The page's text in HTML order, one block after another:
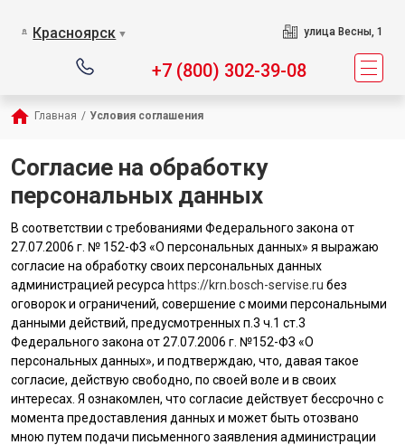
Красноярск ▼ улица Весны, 1
+7 (800) 302-39-08
Главная / Условия соглашения
Согласие на обработку
персональных данных
В соответствии с требованиями Федерального закона от
27.07.2006 г. № 152-ФЗ «О персональных данных» я выражаю
согласие на обработку своих персональных данных
администрацией ресурса https://krn.bosch-servise.ru без
оговорок и ограничений, совершение с моими персональными
данными действий, предусмотренных п.3 ч.1 ст.3
Федерального закона от 27.07.2006 г. №152-ФЗ «О
персональных данных», и подтверждаю, что, давая такое
согласие, действую свободно, по своей воле и в своих
интересах. Я ознакомлен, что согласие действует бессрочно с
момента предоставления данных и может быть отозвано
мною путем подачи письменного заявления администрации